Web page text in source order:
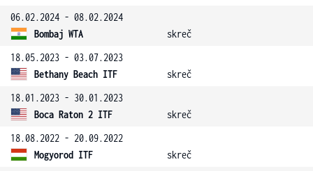
06.02.2024 - 08.02.2024
Bombaj WTA
skreč
18.05.2023 - 03.07.2023
Bethany Beach ITF
skreč
18.01.2023 - 30.01.2023
Boca Raton 2 ITF
skreč
18.08.2022 - 20.09.2022
Mogyorod ITF
skreč